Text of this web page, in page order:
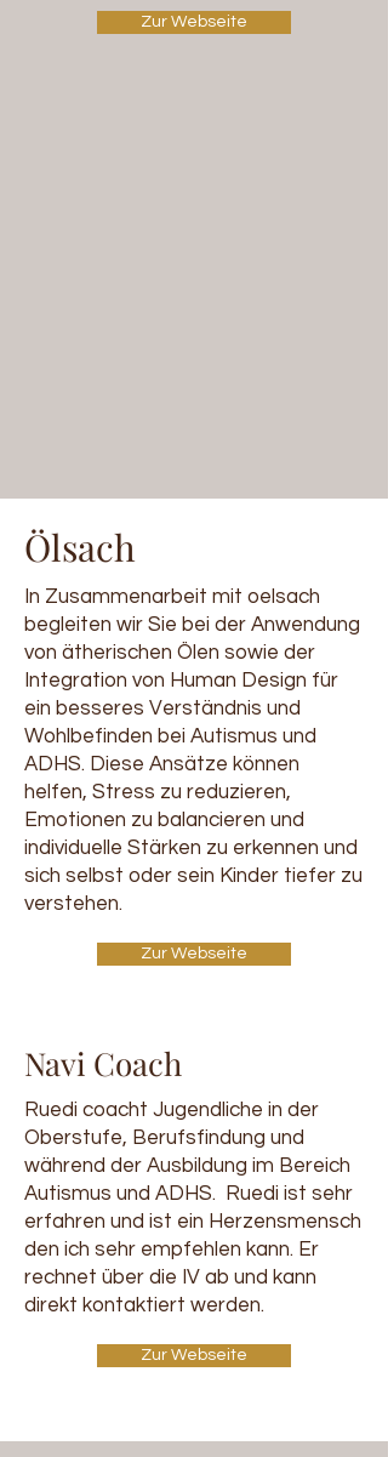
Zur Webseite
Ölsach
In Zusammenarbeit mit oelsach
begleiten wir Sie bei der Anwendung
von ätherischen Ölen sowie der
Integration von Human Design für
ein besseres Verständnis und
Wohlbefinden bei Autismus und
ADHS. Diese Ansätze können
helfen, Stress zu reduzieren,
Emotionen zu balancieren und
individuelle Stärken zu erkennen und
sich selbst oder sein Kinder tiefer zu
verstehen.
Zur Webseite
Navi Coach
Ruedi coacht Jugendliche in der
Oberstufe, Berufsfindung und
während der Ausbildung im Bereich
Autismus und ADHS. Ruedi ist sehr
erfahren und ist ein Herzensmensch
den ich sehr empfehlen kann. Er
rechnet über die IV ab und kann
direkt kontaktiert werden.
Zur Webseite